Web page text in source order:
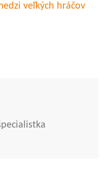
veľkých hráčov